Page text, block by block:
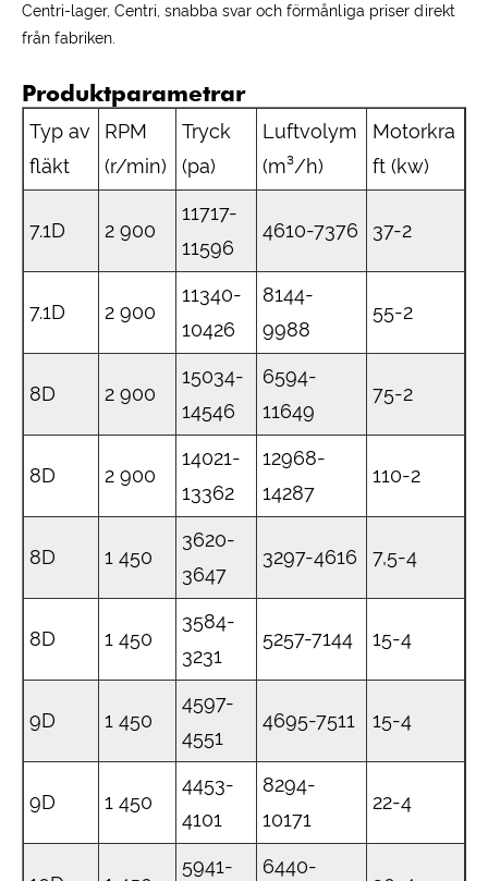
Centri-lager, Centri, snabba svar och förmånliga priser direkt
från fabriken.
Produktparametrar
Typ av
fläkt
RPM
(r/min)
Tryck
(pa)
Luftvolym
(m³/h)
Motorkra
ft (kw)
7.1D 2 900
11717-
11596
4610-7376 37-2
7.1D 2 900
11340-
10426
8144-
9988
55-2
8D 2 900
15034-
14546
6594-
11649
75-2
8D 2 900
14021-
13362
12968-
14287
110-2
8D 1 450
3620-
3647
3297-4616 7,5-4
8D 1 450
3584-
3231
5257-7144 15-4
9D 1 450
4597-
4551
4695-7511 15-4
9D 1 450
4453-
4101
8294-
10171
22-4
5941- 6440-